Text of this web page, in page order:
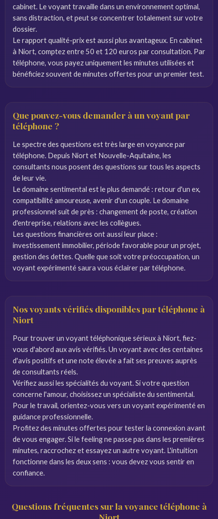
cabinet. Le voyant travaille dans un environnement optimal,
sans distraction, et peut se concentrer totalement sur votre
dossier.
Le rapport qualité-prix est aussi plus avantageux. En cabinet
à Niort, comptez entre 50 et 120 euros par consultation. Par
téléphone, vous payez uniquement les minutes utilisées et
bénéficiez souvent de minutes offertes pour un premier test.
Que pouvez-vous demander à un voyant par
téléphone ?
Le spectre des questions est très large en voyance par
téléphone. Depuis Niort et Nouvelle-Aquitaine, les
consultants nous posent des questions sur tous les aspects
de leur vie.
Le domaine sentimental est le plus demandé : retour d'un ex,
compatibilité amoureuse, avenir d'un couple. Le domaine
professionnel suit de près : changement de poste, création
d'entreprise, relations avec les collègues.
Les questions financières ont aussi leur place :
investissement immobilier, période favorable pour un projet,
gestion des dettes. Quelle que soit votre préoccupation, un
voyant expérimenté saura vous éclairer par téléphone.
Nos voyants vérifiés disponibles par téléphone à
Niort
Pour trouver un voyant téléphonique sérieux à Niort, fiez-
vous d'abord aux avis vérifiés. Un voyant avec des centaines
d'avis positifs et une note élevée a fait ses preuves auprès
de consultants réels.
Vérifiez aussi les spécialités du voyant. Si votre question
concerne l'amour, choisissez un spécialiste du sentimental.
Pour le travail, orientez-vous vers un voyant expérimenté en
guidance professionnelle.
Profitez des minutes offertes pour tester la connexion avant
de vous engager. Si le feeling ne passe pas dans les premières
minutes, raccrochez et essayez un autre voyant. L'intuition
fonctionne dans les deux sens : vous devez vous sentir en
confiance.
Questions fréquentes sur la voyance téléphone à